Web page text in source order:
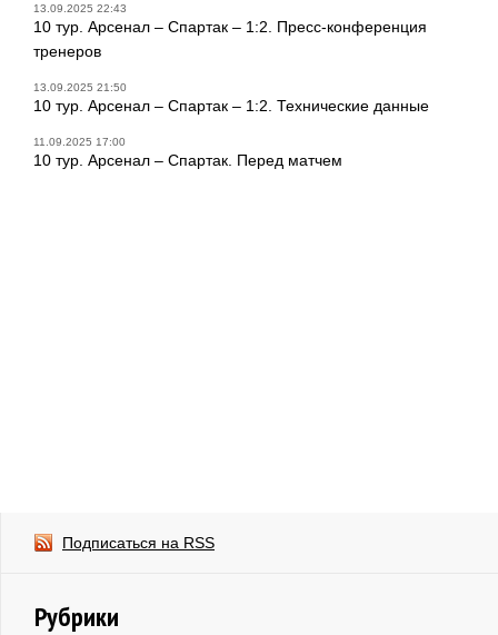
13.09.2025 22:43
10 тур. Арсенал – Спартак – 1:2. Пресс-конференция
тренеров
13.09.2025 21:50
10 тур. Арсенал – Спартак – 1:2. Технические данные
11.09.2025 17:00
10 тур. Арсенал – Спартак. Перед матчем
Подписаться на RSS
Рубрики